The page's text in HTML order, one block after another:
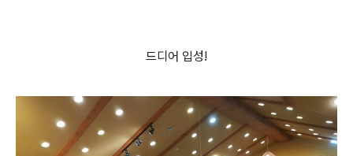
드디어 입성!